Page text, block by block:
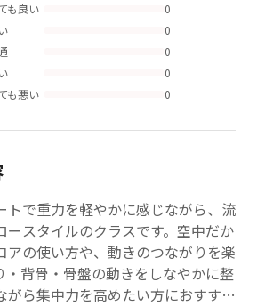
も良い
0
0
0
0
も悪い
0
トで重力を軽やかに感じながら、流
ースタイルのクラスです。空中だか
アの使い方や、動きのつながりを楽
・背骨・骨盤の動きをしなやかに整
がら集中力を高めたい方におすす